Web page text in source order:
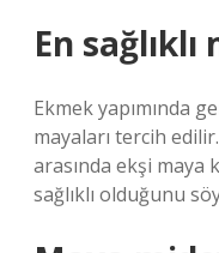
En
Ekmek yapımında
mayaları tercih
arasında ekşi maya
sağlıklı olduğunu